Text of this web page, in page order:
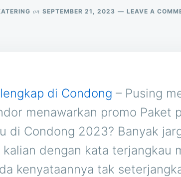
on SEPTEMBER 21, 2023 LEAVE A
di Condong – Pusing
menawarkan promo Paket
di Condong 2023? Banyak
dengan kata terjangkau
kenyataannya tak